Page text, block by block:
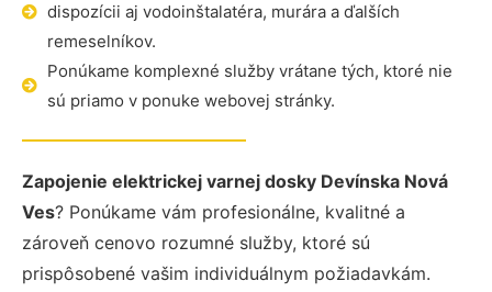
dispozícii aj vodoinštalatéra, murára a ďalších
remeselníkov.
Ponúkame komplexné služby vrátane tých, ktoré nie
sú priamo v ponuke webovej stránky.
Zapojenie elektrickej varnej dosky Devínska Nová
Ves? Ponúkame vám profesionálne, kvalitné a
zároveň cenovo rozumné služby, ktoré sú
prispôsobené vašim individuálnym požiadavkám.